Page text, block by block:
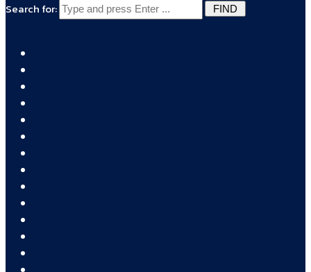
Search for: